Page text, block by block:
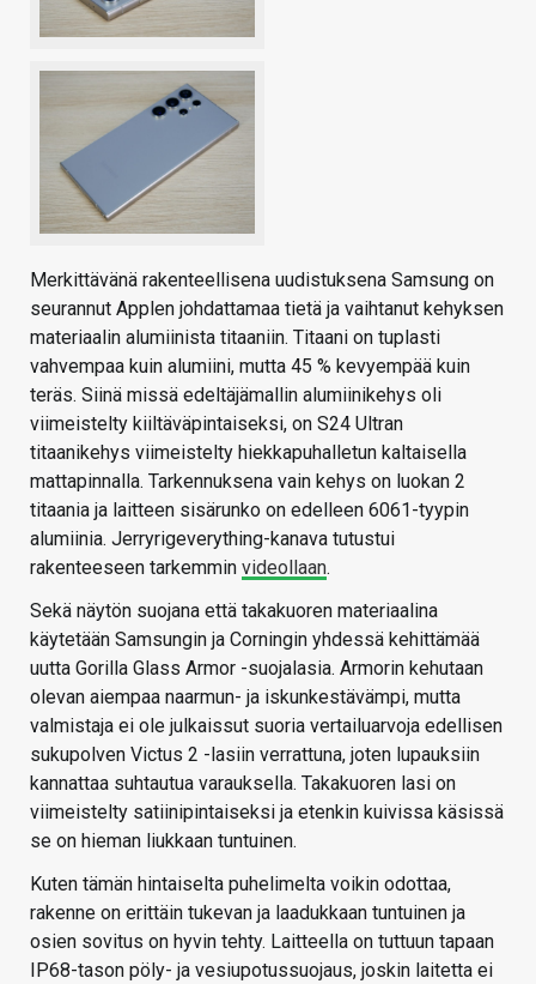
Merkittävänä rakenteellisena uudistuksena Samsung on
seurannut Applen johdattamaa tietä ja vaihtanut kehyksen
materiaalin alumiinista titaaniin. Titaani on tuplasti
vahvempaa kuin alumiini, mutta 45 % kevyempää kuin
teräs. Siinä missä edeltäjämallin alumiinikehys oli
viimeistelty kiiltäväpintaiseksi, on S24 Ultran
titaanikehys viimeistelty hiekkapuhalletun kaltaisella
mattapinnalla. Tarkennuksena vain kehys on luokan 2
titaania ja laitteen sisärunko on edelleen 6061-tyypin
alumiinia. Jerryrigeverything-kanava tutustui
rakenteeseen tarkemmin videollaan.
Sekä näytön suojana että takakuoren materiaalina
käytetään Samsungin ja Corningin yhdessä kehittämää
uutta Gorilla Glass Armor -suojalasia. Armorin kehutaan
olevan aiempaa naarmun- ja iskunkestävämpi, mutta
valmistaja ei ole julkaissut suoria vertailuarvoja edellisen
sukupolven Victus 2 -lasiin verrattuna, joten lupauksiin
kannattaa suhtautua varauksella. Takakuoren lasi on
viimeistelty satiinipintaiseksi ja etenkin kuivissa käsissä
se on hieman liukkaan tuntuinen.
Kuten tämän hintaiselta puhelimelta voikin odottaa,
rakenne on erittäin tukevan ja laadukkaan tuntuinen ja
osien sovitus on hyvin tehty. Laitteella on tuttuun tapaan
IP68-tason pöly- ja vesiupotussuojaus, joskin laitetta ei